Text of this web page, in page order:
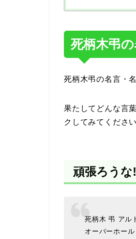
死柄木弔
死柄木弔の名言・
果たしてどんな言
クしてみてください
頑張ろうな
死柄木 弔 アル
オーバーホー